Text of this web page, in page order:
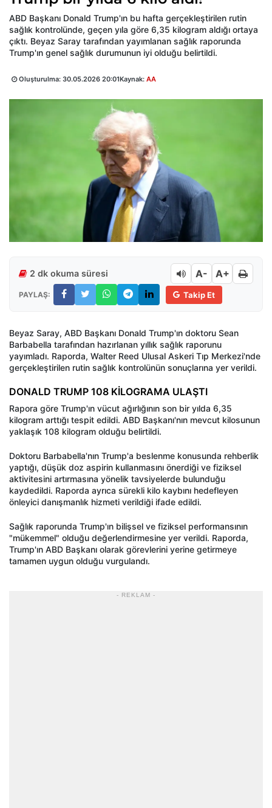
ABD Başkanı Donald Trump'ın bu hafta gerçekleştirilen rutin
sağlık kontrolünde, geçen yıla göre 6,35 kilogram aldığı ortaya
çıktı. Beyaz Saray tarafından yayımlanan sağlık raporunda
Trump'ın genel sağlık durumunun iyi olduğu belirtildi.
Oluşturulma: 30.05.2026 20:01Kaynak: AA
2 dk okuma süresi A- A+
PAYLAŞ: Takip Et
Beyaz Saray, ABD Başkanı Donald Trump'ın doktoru Sean
Barbabella tarafından hazırlanan yıllık sağlık raporunu
yayımladı. Raporda, Walter Reed Ulusal Askeri Tıp Merkezi'nde
gerçekleştirilen rutin sağlık kontrolünün sonuçlarına yer verildi.
DONALD TRUMP 108 KİLOGRAMA ULAŞTI
Rapora göre Trump'ın vücut ağırlığının son bir yılda 6,35
kilogram arttığı tespit edildi. ABD Başkanı'nın mevcut kilosunun
yaklaşık 108 kilogram olduğu belirtildi.
Doktoru Barbabella'nın Trump'a beslenme konusunda rehberlik
yaptığı, düşük doz aspirin kullanmasını önerdiği ve fiziksel
aktivitesini artırmasına yönelik tavsiyelerde bulunduğu
kaydedildi. Raporda ayrıca sürekli kilo kaybını hedefleyen
önleyici danışmanlık hizmeti verildiği ifade edildi.
Sağlık raporunda Trump'ın bilişsel ve fiziksel performansının
"mükemmel" olduğu değerlendirmesine yer verildi. Raporda,
Trump'ın ABD Başkanı olarak görevlerini yerine getirmeye
tamamen uygun olduğu vurgulandı.
- REKLAM -